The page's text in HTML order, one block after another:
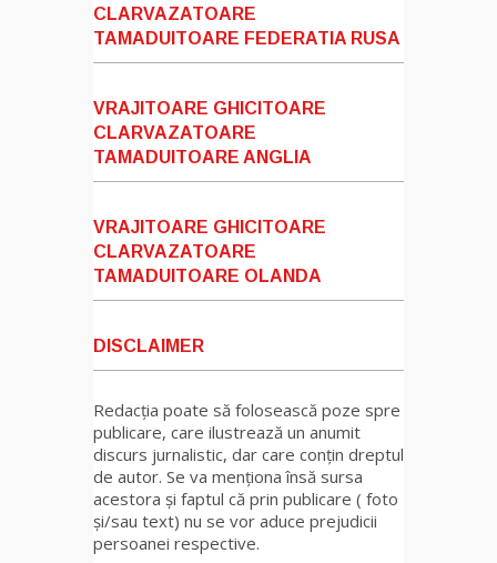
CLARVAZATOARE
TAMADUITOARE FEDERATIA RUSA
VRAJITOARE GHICITOARE
CLARVAZATOARE
TAMADUITOARE ANGLIA
VRAJITOARE GHICITOARE
CLARVAZATOARE
TAMADUITOARE OLANDA
DISCLAIMER
Redacția poate să folosească poze spre
publicare, care ilustrează un anumit
discurs jurnalistic, dar care conțin dreptul
de autor. Se va menționa însă sursa
acestora și faptul că prin publicare ( foto
și/sau text) nu se vor aduce prejudicii
persoanei respective.